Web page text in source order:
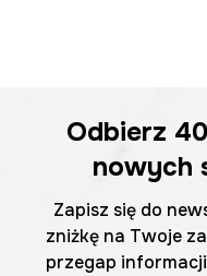
Odbierz
nowych
Zapisz się do
zniżkę na Twoje
przegap